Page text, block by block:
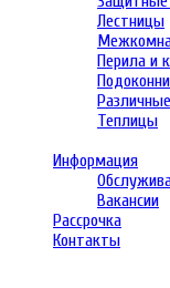
Лестницы
Перила и
Теплицы
Информация
Вакансии
Рассрочка
Контакты